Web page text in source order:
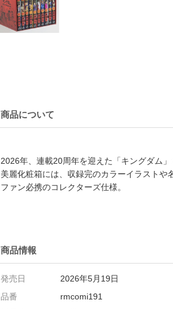
商品について
2026年、連載20周年を迎えた「キングダム
美麗化粧箱には、収録完のカラーイラストや
ファン必携のコレクターズ仕様。
商品情報
発売日
2026年5月19日
品番
rmcomi191